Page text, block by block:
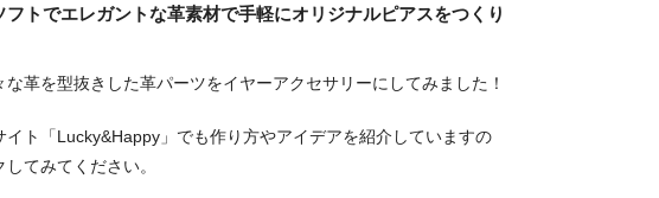
フトでエレガントな革素材で手軽にオリジナルピアスをつくり
革を型抜きした革パーツをイヤーアクセサリーにしてみました！
イト「Lucky&Happy」でも作り方やアイデアを紹介していますの
てみてください。